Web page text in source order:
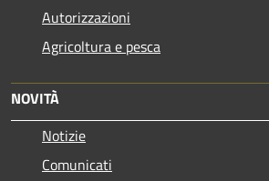
Autorizzazioni
Agricoltura e pesca
NOVITÀ
Notizie
Comunicati